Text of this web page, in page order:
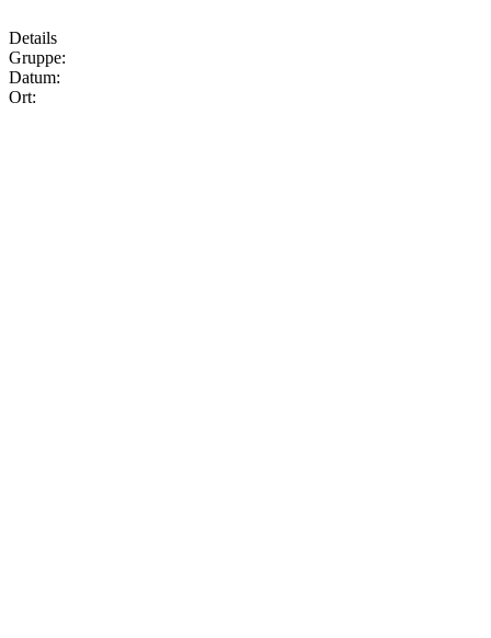
Details
Gruppe:
Datum:
Ort: